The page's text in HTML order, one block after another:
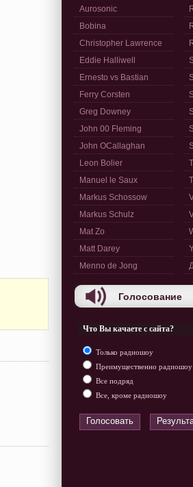
Aurosonic
Bobina
Christopher Lawrence
Eddie Halliwell
Ernesto vs Bastian
Ferry Corsten
Greg Downey
John 00 Fleming
John OCallaghan
Leon Bolier
Manuel le Saux
Markus Schossow
Markus Schulz
Mat Zo
Matt Darey
Menno de Jong
Голосование
Что Вы качаете с сайта?
Только радиошоу
Преимущественно радиошоу
Все подряд
Все, кроме радиошоу
Голосовать